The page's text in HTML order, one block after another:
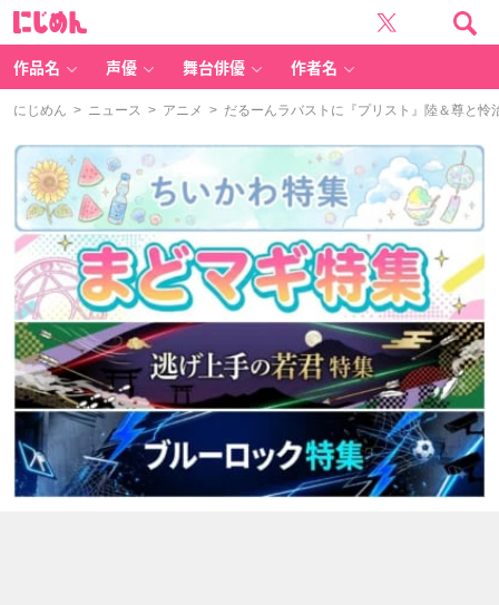
作品名 声優 舞台俳優 作者名
にじめん > ニュース > アニメ > だるーんラバストに『プリスト』陸＆尊と怜